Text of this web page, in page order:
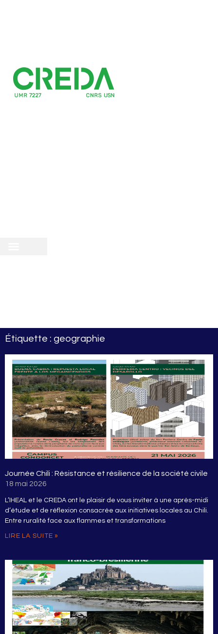
Étiquette : geographie
Journée Chili : Résistance et résilience de la société civile
18 mai 2026
L’IHEAL et le CREDA ont le plaisir de vous inviter à une après-midi
d’étude et de réflexion consacrée aux initiatives locales au Chili.
Entre ruralité face aux flammes et transformations
LIRE LA SUITE »